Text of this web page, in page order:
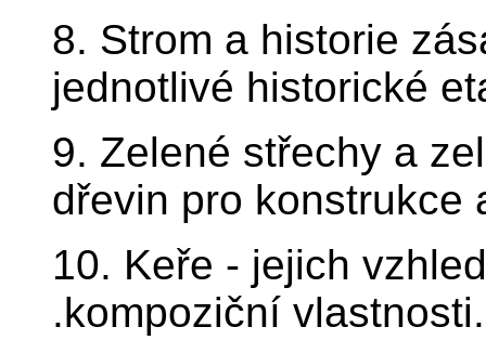
8. Strom a historie
jednotlivé historické
9. Zelené střechy a
dřevin pro konstrukce
10. Keře - jejich
.kompoziční vlastnosti.